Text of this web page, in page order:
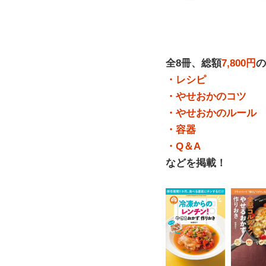
全8冊、総額7,800円
・レシピ
・やせおかのコツ
・やせおかのルール
・容器
・Q＆A
などを掲載！